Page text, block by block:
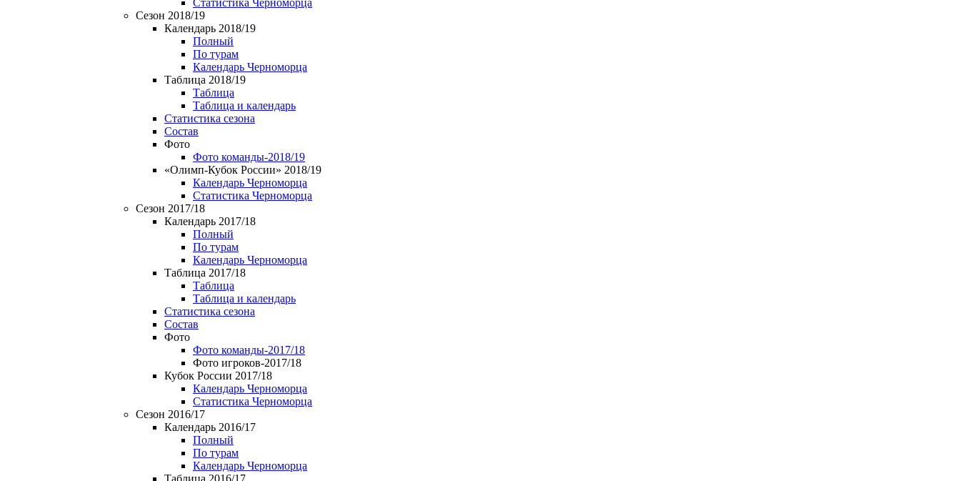
Статистика Черноморца
Сезон 2018/19
Календарь 2018/19
Полный
По турам
Календарь Черноморца
Таблица 2018/19
Таблица
Таблица и календарь
Статистика сезона
Состав
Фото
Фото команды-2018/19
«Олимп-Кубок России» 2018/19
Календарь Черноморца
Статистика Черноморца
Сезон 2017/18
Календарь 2017/18
Полный
По турам
Календарь Черноморца
Таблица 2017/18
Таблица
Таблица и календарь
Статистика сезона
Состав
Фото
Фото команды-2017/18
Фото игроков-2017/18
Кубок России 2017/18
Календарь Черноморца
Статистика Черноморца
Сезон 2016/17
Календарь 2016/17
Полный
По турам
Календарь Черноморца
Таблица 2016/17